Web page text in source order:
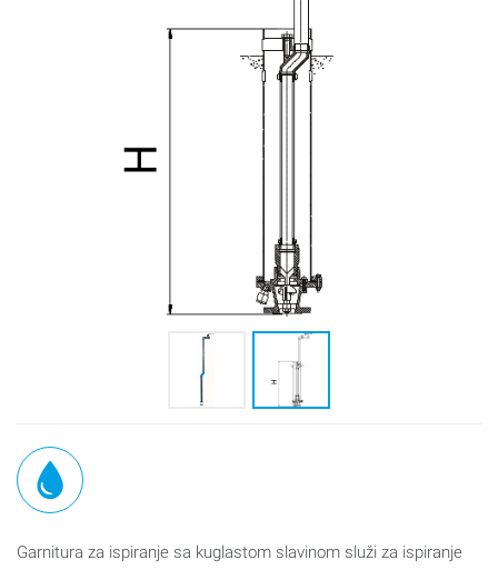
Garnitura za ispiranje sa kuglastom slavinom služi za ispiranje